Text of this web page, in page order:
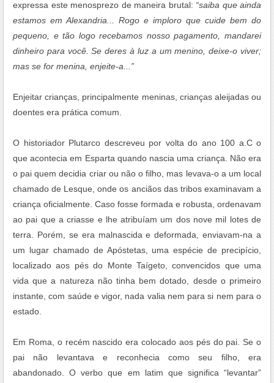
expressa este menosprezo de maneira brutal: “saiba que ainda
estamos em Alexandria... Rogo e imploro que cuide bem do
pequeno, e tão logo recebamos nosso pagamento, mandarei
dinheiro para você. Se deres à luz a um menino, deixe-o viver;
mas se for menina, enjeite-a...”
Enjeitar crianças, principalmente meninas, crianças aleijadas ou
doentes era prática comum.
O historiador Plutarco descreveu por volta do ano 100 a.C o
que acontecia em Esparta quando nascia uma criança. Não era
o pai quem decidia criar ou não o filho, mas levava-o a um local
chamado de Lesque, onde os anciãos das tribos examinavam a
criança oficialmente. Caso fosse formada e robusta, ordenavam
ao pai que a criasse e lhe atribuíam um dos nove mil lotes de
terra. Porém, se era malnascida e deformada, enviavam-na a
um lugar chamado de Apóstetas, uma espécie de precipício,
localizado aos pés do Monte Taígeto, convencidos que uma
vida que a natureza não tinha bem dotado, desde o primeiro
instante, com saúde e vigor, nada valia nem para si nem para o
estado.
Em Roma, o recém nascido era colocado aos pés do pai. Se o
pai não levantava e reconhecia como seu filho, era
abandonado. O verbo que em latim que significa “levantar”